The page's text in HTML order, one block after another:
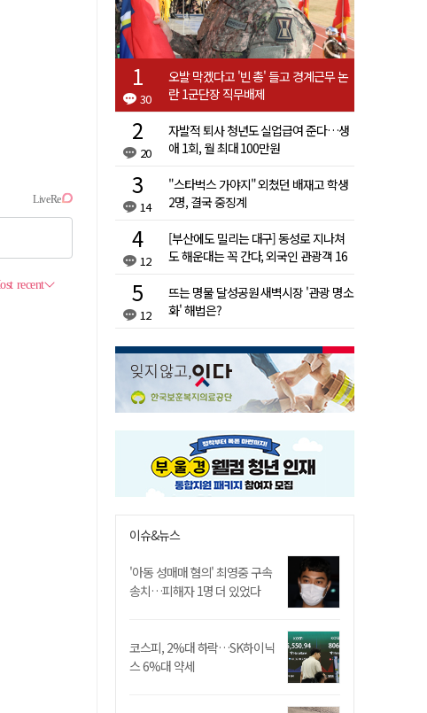
30
오발 막겠다고 '빈 총' 들고 경계근무 논
란 1군단장 직무배제
20
자발적 퇴사 청년도 실업급여 준다…생
애 1회, 월 최대 100만원
14
"스타벅스 가야지" 외쳤던 배재고 학생
2명, 결국 중징계
12
[부산에도 밀리는 대구] 동성로 지나쳐
도 해운대는 꼭 간다, 외국인 관광객 16
12
뜨는 명물 달성공원 새벽시장 '관광 명소
화' 해법은?
이슈&뉴스
'아동 성매매 혐의' 최영중 구속
송치…피해자 1명 더 있었다
코스피, 2%대 하락…SK하이닉
스 6%대 약세